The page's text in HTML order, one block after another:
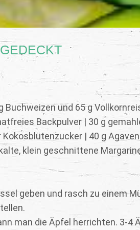
Buchweizen und 65 g
Backpulver | 30 g
Kokosblütenzucker | 40 g
klein geschnittene
geben und rasch zu einem
man die Äpfel herrichten. 3-4